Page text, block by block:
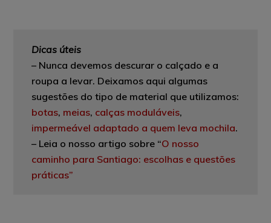
Dicas úteis
– Nunca devemos descurar o calçado e a
roupa a levar. Deixamos aqui algumas
sugestões do tipo de material que utilizamos:
botas, meias, calças moduláveis,
impermeável adaptado a quem leva mochila.
– Leia o nosso artigo sobre “O nosso
caminho para Santiago: escolhas e questões
práticas”